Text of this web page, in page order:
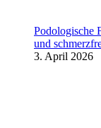
Podologische
und
3. April 2026